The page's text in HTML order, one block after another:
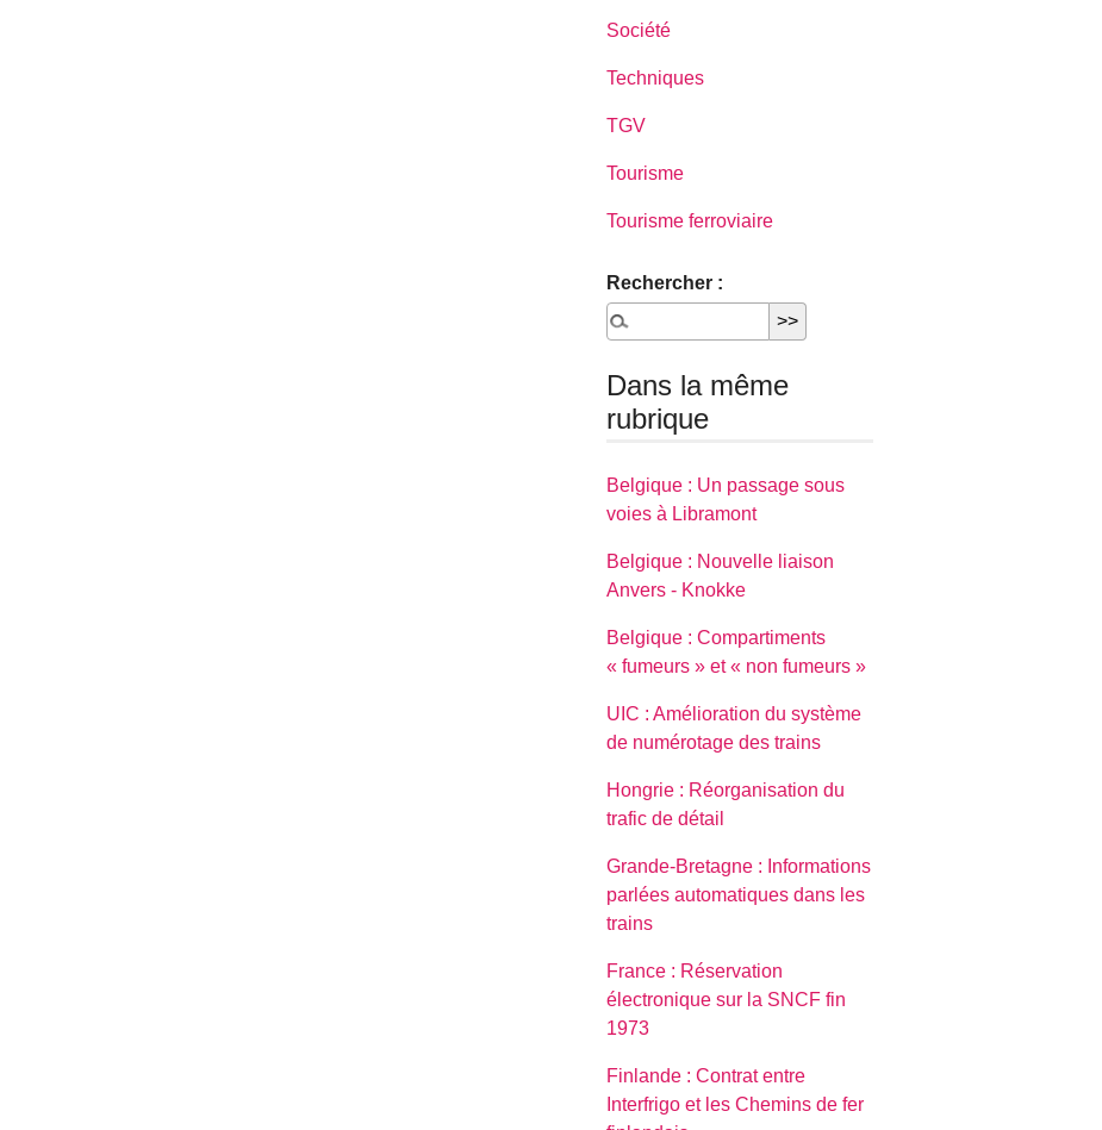
Société
Techniques
TGV
Tourisme
Tourisme ferroviaire
Rechercher :
Dans la même
rubrique
Belgique : Un passage sous
voies à Libramont
Belgique : Nouvelle liaison
Anvers - Knokke
Belgique : Compartiments
« fumeurs » et « non fumeurs »
UIC : Amélioration du système
de numérotage des trains
Hongrie : Réorganisation du
trafic de détail
Grande-Bretagne : Informations
parlées automatiques dans les
trains
France : Réservation
électronique sur la SNCF fin
1973
Finlande : Contrat entre
Interfrigo et les Chemins de fer